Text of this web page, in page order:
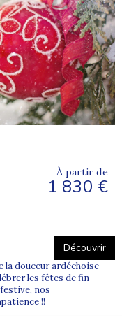
À partir de
1 830 €
Découvrir
la douceur ardéchoise
les fêtes de fin
nos
!!